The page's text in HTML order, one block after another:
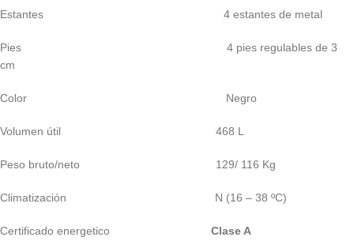
Estantes 4 estantes de metal
Pies 4 pies regulables de 3
cm
Color Negro
Volumen útil 468 L
Peso bruto/neto 129/ 116 Kg
Climatización N (16 – 38 ºC)
Certificado energetico Clase A